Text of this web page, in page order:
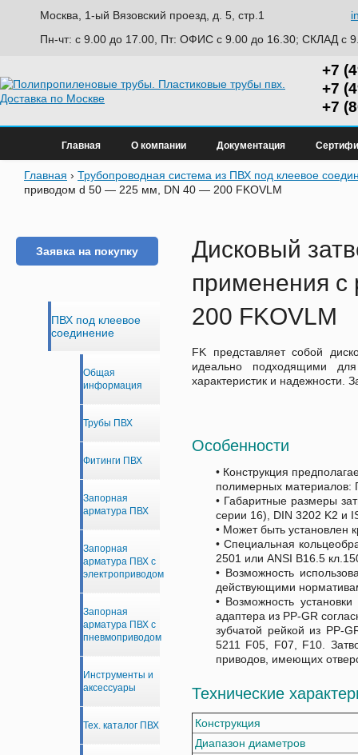
Москва, 1-ый Вязовский проезд, д. 5, стр.1
Пн-чт: с 9.00 до 17.00, Пт: ОФИС с 9.00 до 16.30; СКЛАД с
+7
+7
+7
Главная О компании Документация
Главная › Трубопроводная система из ПВХ под клеевое
приводом d 50 — 225 мм, DN 40 — 200 FKOVLM
Дисковый
применения
200 FKOVLM
FK представляет собой
идеально подходящими
характеристик и надежности.
Особенности
• Конструкция
полимерных
• Габаритные размеры
серии 16), DIN 3202 K2 и
• Может быть установлен
• Специальная
2501 или ANSI B16.5
• Возможность
действующими
• Возможность
адаптера из PP-GR
зубчатой рейкой из PP-
5211 F05, F07, F10.
приводов, имеющих
Технические
Конструкция
Диапазон диаметров
Заявка на покупку
ПВХ под клеевое
соединение
Общая
информация
Трубы ПВХ
Фитинги ПВХ
Запорная
арматура ПВХ
Запорная
арматура ПВХ с
электроприводом
Запорная
арматура ПВХ с
пневмоприводом
Инструменты и
аксессуары
Тех. каталог ПВХ